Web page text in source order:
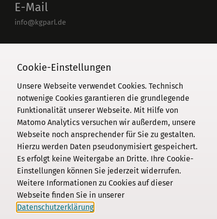
E-Mail
info@kgparl.de
030 / 206 33 94-0
Kommission
Institut
Forschung
Publikationen
Datenschutz
Impressum
Kontakt
Cookie-Einstellungen
Unsere Webseite verwendet Cookies. Technisch
notwenige Cookies garantieren die grundlegende
Funktionalität unserer Webseite. Mit Hilfe von
Matomo Analytics versuchen wir außerdem, unsere
Webseite noch ansprechender für Sie zu gestalten.
Hierzu werden Daten pseudonymisiert gespeichert.
Es erfolgt keine Weitergabe an Dritte. Ihre Cookie-
Einstellungen können Sie jederzeit widerrufen.
Weitere Informationen zu Cookies auf dieser
Webseite finden Sie in unserer
Datenschutzerklärung